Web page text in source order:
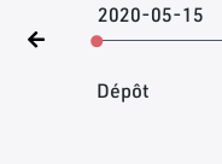
2020-05-15
Dépôt